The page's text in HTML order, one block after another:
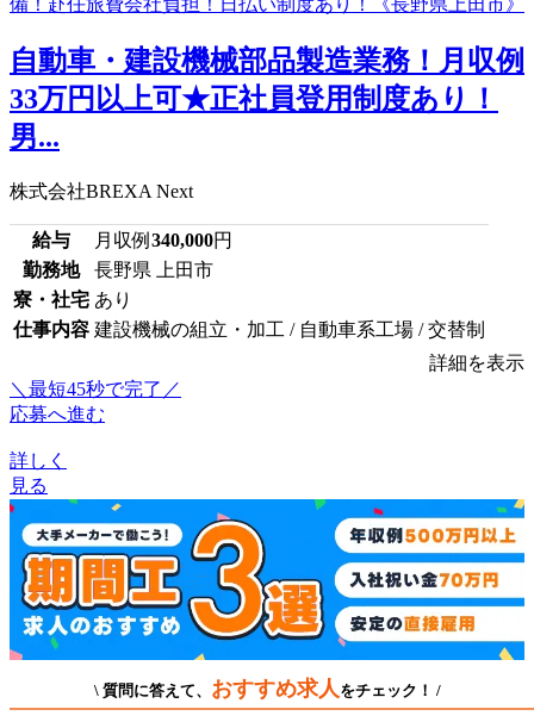
自動車・建設機械部品製造業務！月収例
33万円以上可★正社員登用制度あり！
男...
株式会社BREXA Next
給与 月収例 340,000円
勤務地
長野県 上田市
寮・社宅 あり
仕事内容 建設機械の組立・加工 / 自動車系工場 / 交替制
詳細を表示
＼最短45秒で完了／
応募へ進む
詳しく
見る
\ 質問に答えて、 おすすめ求人 をチェック！ /